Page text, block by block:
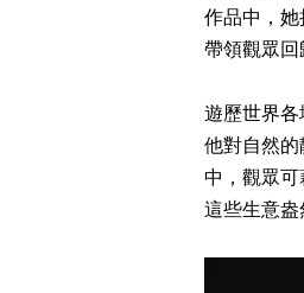
作品中，她
帶領觀眾回
遊歷世界
他對自然
中，觀眾
這些生意盎